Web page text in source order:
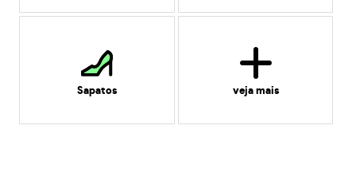
Sapatos veja mais